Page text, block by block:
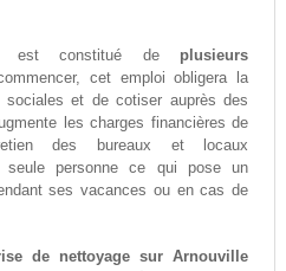
est constitué de plusieurs
cet emploi obligera la
et de cotiser auprès des
les charges financières de
des bureaux et locaux
seule personne ce qui pose un
ses vacances ou en cas de
de nettoyage sur Arnouville